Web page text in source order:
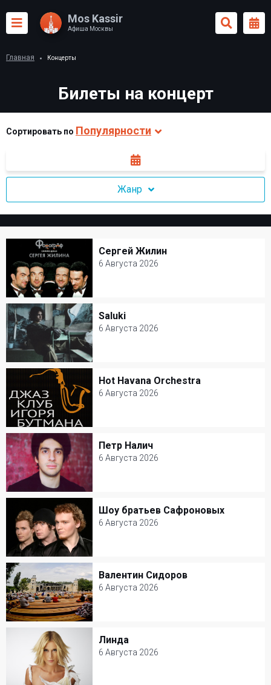
Mos Kassir
Афиша Москвы
Главная Концерты
Билеты на концерт
Сортировать по Популярности
Жанр
Сергей Жилин
6 Августа 2026
Сергей Жилин
6 Августа 2026
Усадьба Кусково
Джаз
Saluki
6 Августа 2026
Saluki
6 Августа 2026
Дизайн-завод Флакон
Хип-Хоп
Hot Havana Orchestra
6 Августа 2026
Hot Havana Orchestra
6 Августа 2026
Джаз-клуб Игоря Бутмана
Другое
Петр Налич
6 Августа 2026
Петр Налич
6 Августа 2026
MAGNUS LOCUS
Популярная музыка
Шоу братьев Сафроновых
6 Августа 2026
Шоу братьев Сафроновых
6 Августа 2026
Ресторан Petter
Шоу
Валентин Сидоров
6 Августа 2026
Валентин Сидоров
6 Августа 2026
Зеленый театр ВДНХ
Юмор
Линда
6 Августа 2026
Линда
6 Августа 2026